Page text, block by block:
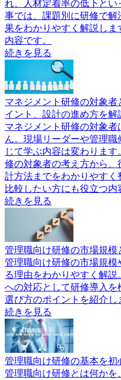
れ、人材定着率の低下と
事では、課題別に研修で
果をわかりやすく解説し
内容です。
続きを見る
マネジメント研修の対象
イント、設計の進め方を解
マネジメント研修の対象
ん。現場リーダーや管理
じて学ぶ内容は変わりま
修の対象者の考え方から
計方法までをわかりやす
比較したい方にも役立つ内
続きを見る
管理職向け研修の市場規模
管理職向け研修の市場規
る理由をわかりやすく解
への対応として研修導入を
選び方のポイントを紹介し
続きを見る
管理職向け研修の基本を
管理職向け研修とは何か